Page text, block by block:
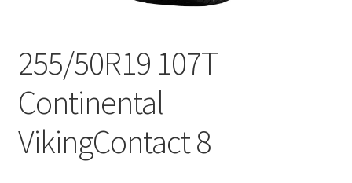
255/50R19 107T
Continental
VikingContact 8